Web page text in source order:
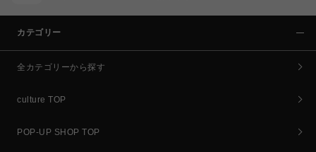
カテゴリー
全カテゴリーから探す
culture TOP
POP-UP SHOP TOP